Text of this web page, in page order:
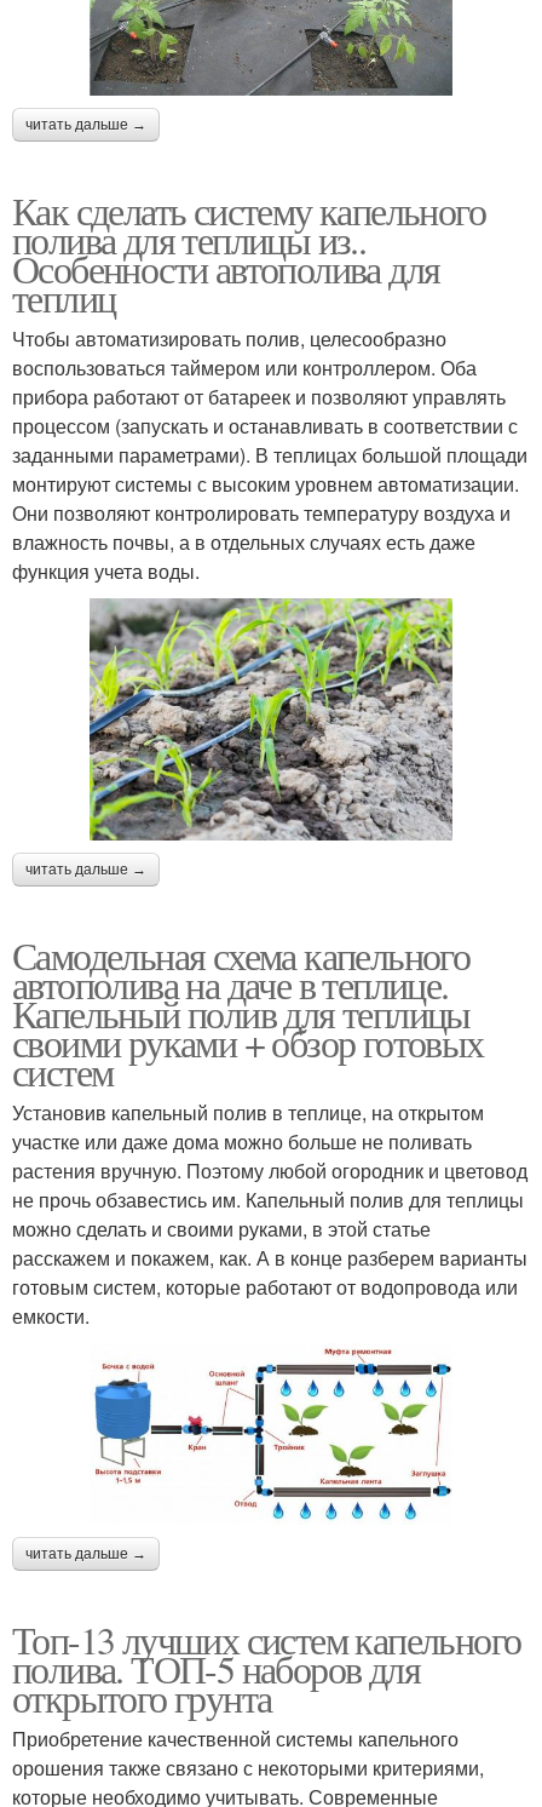
читать дальше →
Как сделать систему капельного
полива для теплицы из..
Особенности автополива для
теплиц
Чтобы автоматизировать полив, целесообразно
воспользоваться таймером или контроллером. Оба
прибора работают от батареек и позволяют управлять
процессом (запускать и останавливать в соответствии с
заданными параметрами). В теплицах большой площади
монтируют системы с высоким уровнем автоматизации.
Они позволяют контролировать температуру воздуха и
влажность почвы, а в отдельных случаях есть даже
функция учета воды.
читать дальше →
Самодельная схема капельного
автополива на даче в теплице.
Капельный полив для теплицы
своими руками + обзор готовых
систем
Установив капельный полив в теплице, на открытом
участке или даже дома можно больше не поливать
растения вручную. Поэтому любой огородник и цветовод
не прочь обзавестись им. Капельный полив для теплицы
можно сделать и своими руками, в этой статье
расскажем и покажем, как. А в конце разберем варианты
готовым систем, которые работают от водопровода или
емкости.
читать дальше →
Топ-13 лучших систем капельного
полива. ТОП-5 наборов для
открытого грунта
Приобретение качественной системы капельного
орошения также связано с некоторыми критериями,
которые необходимо учитывать. Современные